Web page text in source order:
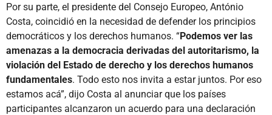
Por su parte, el presidente del Consejo Europeo, António
Costa, coincidió en la necesidad de defender los principios
democráticos y los derechos humanos. “Podemos ver las
amenazas a la democracia derivadas del autoritarismo, la
violación del Estado de derecho y los derechos humanos
fundamentales. Todo esto nos invita a estar juntos. Por eso
estamos acá”, dijo Costa al anunciar que los países
participantes alcanzaron un acuerdo para una declaración